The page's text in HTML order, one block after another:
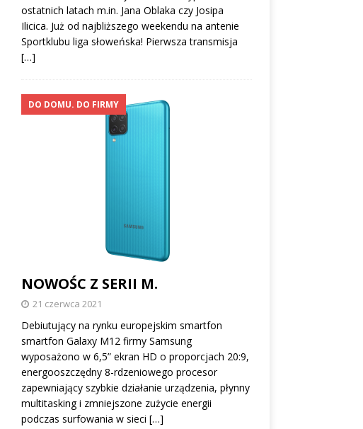
ostatnich latach m.in. Jana Oblaka czy Josipa
Ilicica. Już od najbliższego weekendu na antenie
Sportklubu liga słoweńska! Pierwsza transmisja
[…]
DO DOMU. DO FIRMY
NOWOŚC Z SERII M.
21 czerwca 2021
Debiutujący na rynku europejskim smartfon
smartfon Galaxy M12 firmy Samsung
wyposażono w 6,5” ekran HD o proporcjach 20:9,
energooszczędny 8-rdzeniowego procesor
zapewniający szybkie działanie urządzenia, płynny
multitasking i zmniejszone zużycie energii
podczas surfowania w sieci […]